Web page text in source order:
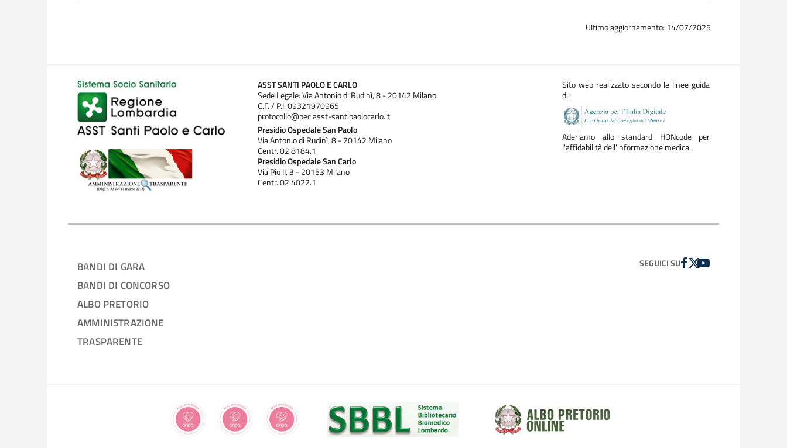
Ultimo aggiornamento: 14/07/2025
ASST SANTI PAOLO E CARLO
Sede Legale: Via Antonio di Rudinì, 8 - 20142 Milano
C.F. / P.I. 09321970965
protocollo@pec.asst-santipaolocarlo.it
Presidio Ospedale San Paolo
Via Antonio di Rudinì, 8 - 20142 Milano
Centr. 02 8184.1
Presidio Ospedale San Carlo
Via Pio II, 3 - 20153 Milano
Centr. 02 4022.1
Sito web realizzato secondo le linee guida
di:
Aderiamo allo standard HONcode per
l'affidabilità dell'informazione medica.
BANDI DI GARA
BANDI DI CONCORSO
ALBO PRETORIO
AMMINISTRAZIONE
TRASPARENTE
SEGUICI SUFACEBOOK
TWITTER
YOUTUBE